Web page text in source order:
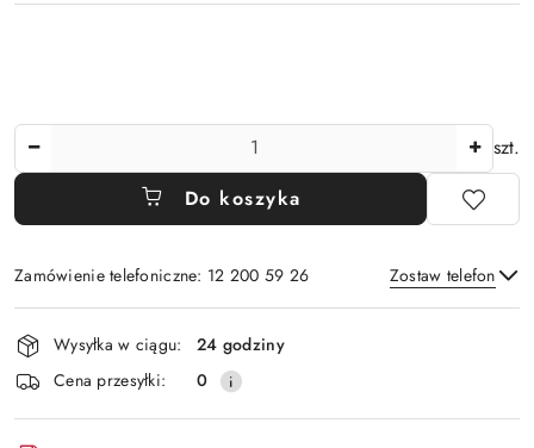
szt.
Do koszyka
Zamówienie telefoniczne: 12 200 59 26 Zostaw telefon
Wyślij
Dostępność
i
dostawa
Wysyłka w ciągu:
24 godziny
Cena przesyłki:
0